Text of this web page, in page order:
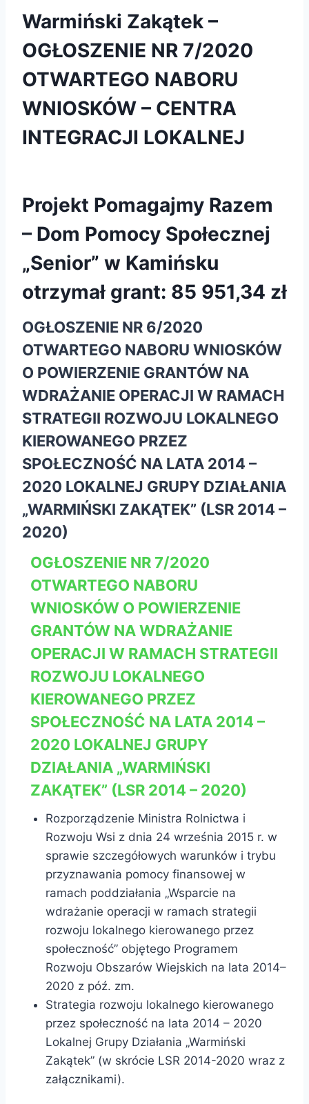
Warmiński Zakątek –
OGŁOSZENIE NR 7/2020
OTWARTEGO NABORU
WNIOSKÓW – CENTRA
INTEGRACJI LOKALNEJ
Projekt Pomagajmy Razem
– Dom Pomocy Społecznej
„Senior” w Kamińsku
otrzymał grant: 85 951,34 zł
OGŁOSZENIE NR 6/2020
OTWARTEGO NABORU WNIOSKÓW
O POWIERZENIE GRANTÓW NA
WDRAŻANIE OPERACJI W RAMACH
STRATEGII ROZWOJU LOKALNEGO
KIEROWANEGO PRZEZ
SPOŁECZNOŚĆ NA LATA 2014 –
2020 LOKALNEJ GRUPY DZIAŁANIA
„WARMIŃSKI ZAKĄTEK” (LSR 2014 –
2020)
OGŁOSZENIE NR 7/2020
OTWARTEGO NABORU
WNIOSKÓW O POWIERZENIE
GRANTÓW NA WDRAŻANIE
OPERACJI W RAMACH STRATEGII
ROZWOJU LOKALNEGO
KIEROWANEGO PRZEZ
SPOŁECZNOŚĆ NA LATA 2014 –
2020 LOKALNEJ GRUPY
DZIAŁANIA „WARMIŃSKI
ZAKĄTEK” (LSR 2014 – 2020)
Rozporządzenie Ministra Rolnictwa i
Rozwoju Wsi z dnia 24 września 2015 r. w
sprawie szczegółowych warunków i trybu
przyznawania pomocy finansowej w
ramach poddziałania „Wsparcie na
wdrażanie operacji w ramach strategii
rozwoju lokalnego kierowanego przez
społeczność” objętego Programem
Rozwoju Obszarów Wiejskich na lata 2014–
2020 z póź. zm.
Strategia rozwoju lokalnego kierowanego
przez społeczność na lata 2014 – 2020
Lokalnej Grupy Działania „Warmiński
Zakątek” (w skrócie LSR 2014-2020 wraz z
załącznikami).